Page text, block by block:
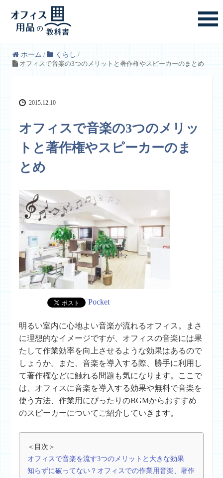
ホーム / くらし /
オフィスで音楽の3つのメリットと著作権やスピーカーのまとめ
2015.12.10
オフィスで音楽の3つのメリッ
トと著作権やスピーカーのま
とめ
Pocket
明るい室内に心地よい音楽が流れるオフィス。まさ
に理想的なイメージですが、オフィスの音楽には果
たして作業効率を向上させるような効果はあるので
しょうか。また、音楽を導入する際、勝手に利用し
て著作権などに触れる問題も気になります。ここで
は、オフィスに音楽を導入する効果や無料で音楽を
使う方法、作業用にぴったりのBGMからおすすめ
のスピーカーについてご紹介していきます。
＜目次＞
オフィスで音楽を流す3つのメリットと大きな効果
知らずに破ってない？オフィスでの作業用音楽、著作